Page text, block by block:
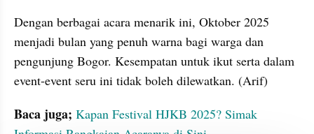
Dengan berbagai acara menarik ini, Oktober 2025
menjadi bulan yang penuh warna bagi warga dan
pengunjung Bogor. Kesempatan untuk ikut serta dalam
event-event seru ini tidak boleh dilewatkan. (Arif)
Baca juga; Kapan Festival HJKB 2025? Simak